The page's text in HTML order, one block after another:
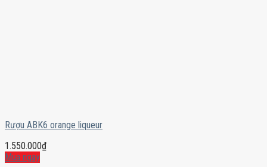
Rượu ABK6 orange liqueur
1.550.000₫
Mua ngay